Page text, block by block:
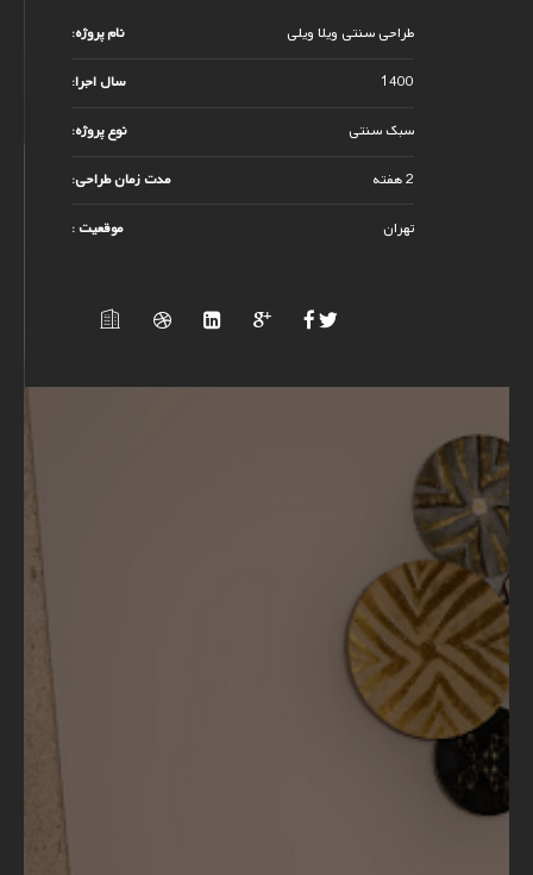
نام پروژه: طراحی سنتی ویلا ویلی
سال اجرا: 1400
نوع پروژه: سبک سنتی
مدت زمان طراحی: 2 هفته
موقعیت : تهران